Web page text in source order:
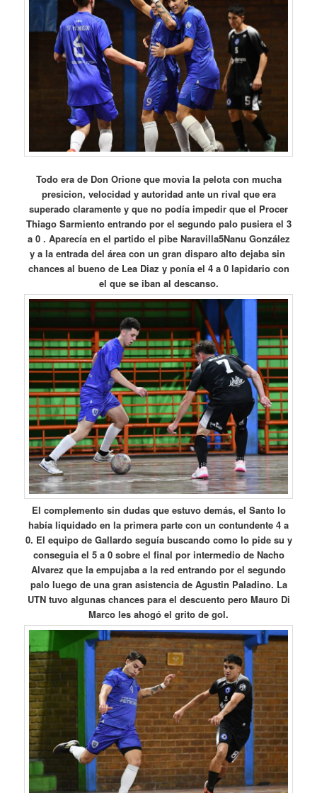
Todo era de Don Orione que movia la pelota con mucha
presicion, velocidad y autoridad ante un rival que era
superado claramente y que no podía impedir que el Procer
Thiago Sarmiento entrando por el segundo palo pusiera el 3
a 0 . Aparecía en el partido el pibe Naravilla5Nanu González
y a la entrada del área con un gran disparo alto dejaba sin
chances al bueno de Lea Diaz y ponía el 4 a 0 lapidario con
el que se iban al descanso.
El complemento sin dudas que estuvo demás, el Santo lo
había liquidado en la primera parte con un contundente 4 a
0. El equipo de Gallardo seguía buscando como lo pide su y
conseguia el 5 a 0 sobre el final por intermedio de Nacho
Alvarez que la empujaba a la red entrando por el segundo
palo luego de una gran asistencia de Agustin Paladino. La
UTN tuvo algunas chances para el descuento pero Mauro Di
Marco les ahogó el grito de gol.